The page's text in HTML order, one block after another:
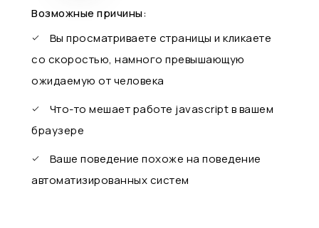
Возможные причины:
Вы просматриваете страницы и кликаете
со скоростью, намного превышающую
ожидаемую от человека
Что-то мешает работе javascript в вашем
браузере
Ваше поведение похоже на поведение
автоматизированных систем